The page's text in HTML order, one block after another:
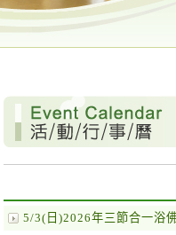
5/3(日)2026年三節合一浴